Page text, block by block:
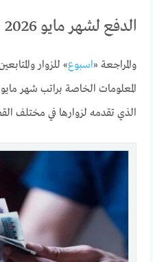
الدفع لشهر مايو 2026
والمراجعة «اسبوع» للزوار
الذي تقدمه لزوارها في مختلف